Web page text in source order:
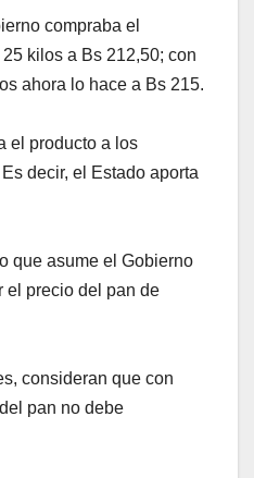
compraba el
kilos a Bs 212,50; con
ahora lo hace a Bs 215.
el producto a los
decir, el Estado aporta
que asume el Gobierno
el precio del pan de
consideran que con
pan no debe